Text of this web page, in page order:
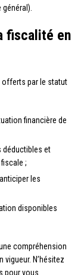
fiscalité en
offerts par le statut
financière de
déductibles et
;
les
disponibles
compréhension
N’hésitez
pour vous